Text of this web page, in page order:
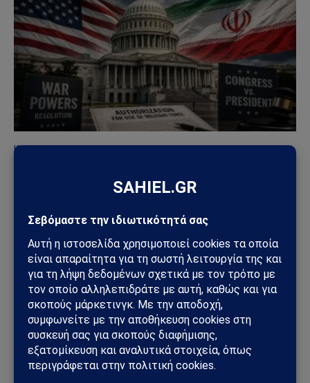
ΚΌΣΜΟΣ
Τραμπ για το Ιράν – Ρήγμα στο εσωτερικό των
23/06/2026